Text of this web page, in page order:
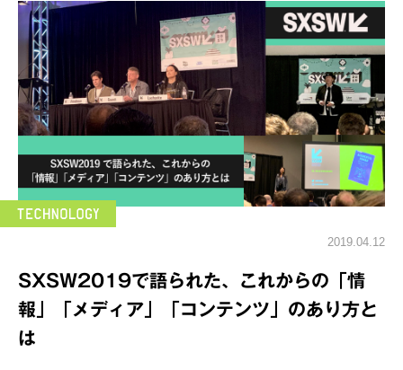
2019.04.12
SXSW2019で語られた、これからの「情
報」「メディア」「コンテンツ」のあり方と
は